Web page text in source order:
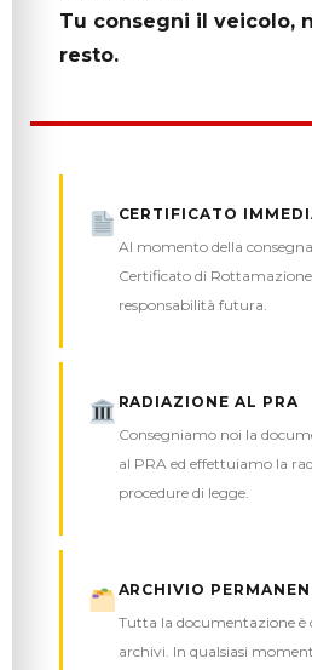
Tu consegni il veicolo,
resto.
CERTIFICATO
Al momento della
Certificato di
responsabilità futura.
RADIAZIONE AL PRA
Consegniamo noi la
al PRA ed effettuiamo la
procedure di legge.
ARCHIVIO
Tutta la documentazione è
archivi. In qualsiasi